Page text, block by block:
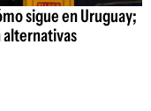
sigue en Uruguay;